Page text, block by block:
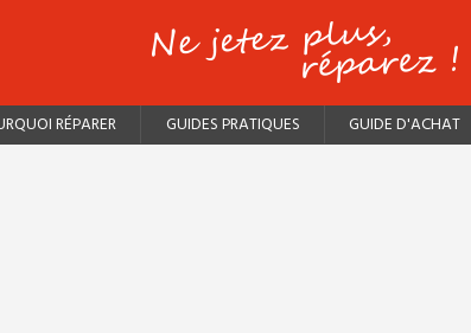
RÉPARER GUIDES PRATIQUES GUIDE D'ACHAT